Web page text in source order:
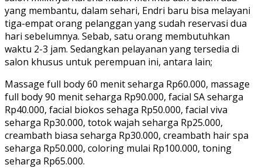
yang membantu, dalam sehari, Endri baru bisa melayani
tiga-empat orang pelanggan yang sudah reservasi dua
hari sebelumnya. Sebab, satu orang membutuhkan
waktu 2-3 jam. Sedangkan pelayanan yang tersedia di
salon khusus untuk perempuan ini, antara lain;
Massage full body 60 menit seharga Rp60.000, massage
full body 90 menit seharga Rp90.000, facial SA seharga
Rp40.000, facial biokos sehaga Rp50.000, facial viva
seharga Rp30.000, totok wajah seharga Rp25.000,
creambath biasa seharga Rp30.000, creambath hair spa
seharga Rp50.000, coloring mulai Rp100.000, toning
seharga Rp65.000.